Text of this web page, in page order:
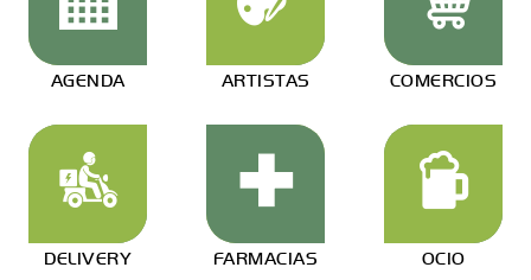
AGENDA ARTISTAS COMERCIOS
DELIVERY FARMACIAS OCIO